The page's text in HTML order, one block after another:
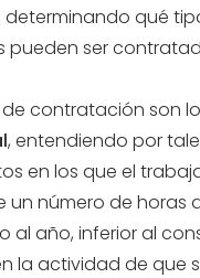
determinando qué
pueden ser
contratación son
, entendiendo por
en los que el
un número de horas
al año, inferior al
la actividad de que